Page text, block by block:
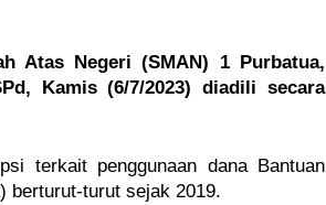
Atas Negeri (SMAN) 1 Purbatua,
Kamis (6/7/2023) diadili secara
terkait penggunaan dana Bantuan
berturut-turut sejak 2019.